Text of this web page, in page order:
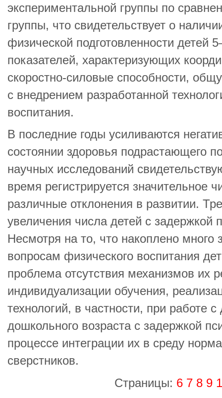
экспериментальной группы по
группы, что свидетельствует о
физической подготовленности детей
показателей, характеризующих
скоростно-силовые способности,
с внедрением разработанной
воспитания.
В последние годы усиливаются
состоянии здоровья подрастающего
научных исследований
время регистрируется значительное
различные отклонения в развитии.
увеличения числа детей с задержкой
Несмотря на то, что накоплено
вопросам физического воспитания
проблема отсутствия механизмов их
индивидуализации обучения,
технологий, в частности, при работе
дошкольного возраста с задержкой
процессе интеграции их в среду
сверстников.
Страницы: 6 7 8 9